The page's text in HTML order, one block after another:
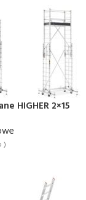
HIGHER 2×15
)